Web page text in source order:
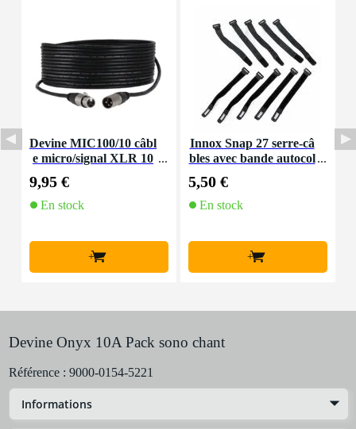
Devine MIC100/10 câbl
e micro/signal XLR 10
9,95 €
En stock
+
Innox Snap 27 serre-câ
bles avec bande autocol
5,50 €
En stock
+
Devine Onyx 10A Pack sono chant
Référence : 9000-0154-5221
Informations